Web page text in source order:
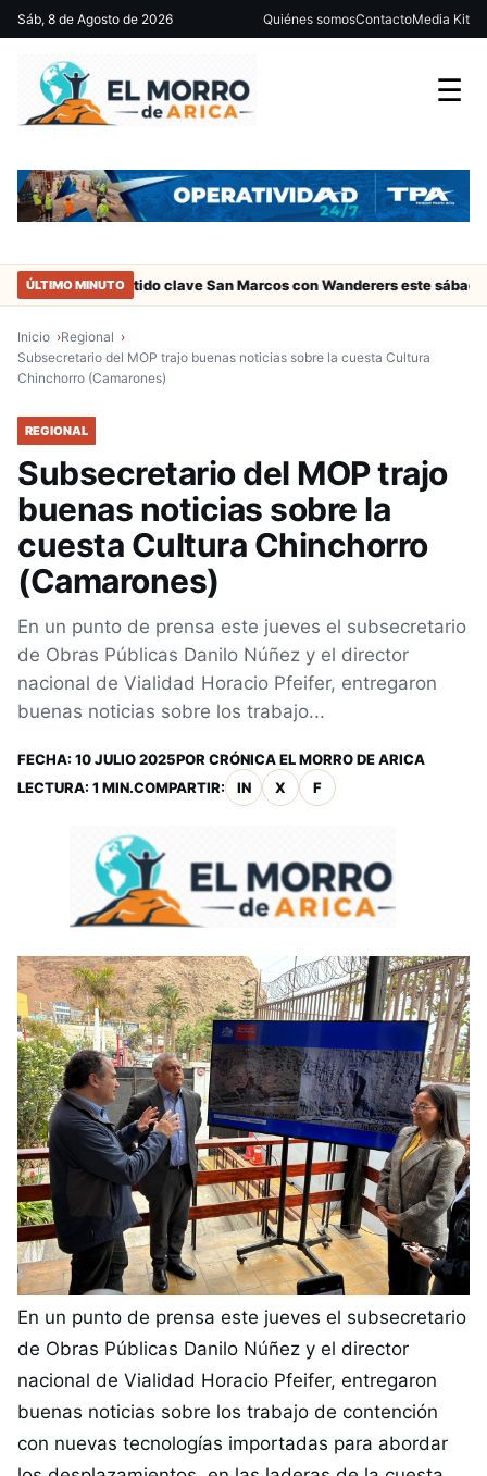
Sáb, 8 de Agosto de 2026 Quiénes somosContactoMedia Kit
☰
ÚLTIMO MINUTO
Partido clave San Marcos con Wanderers este sábado a las
Inicio
Regional
Subsecretario del MOP trajo buenas noticias sobre la cuesta Cultura
Chinchorro (Camarones)
REGIONAL
Subsecretario del MOP trajo
buenas noticias sobre la
cuesta Cultura Chinchorro
(Camarones)
En un punto de prensa este jueves el subsecretario
de Obras Públicas Danilo Núñez y el director
nacional de Vialidad Horacio Pfeifer, entregaron
buenas noticias sobre los trabajo...
FECHA: 10 JULIO 2025POR CRÓNICA EL MORRO DE ARICA
LECTURA: 1 MIN.COMPARTIR: IN X F
En un punto de prensa este jueves el subsecretario
de Obras Públicas Danilo Núñez y el director
nacional de Vialidad Horacio Pfeifer, entregaron
buenas noticias sobre los trabajo de contención
con nuevas tecnologías importadas para abordar